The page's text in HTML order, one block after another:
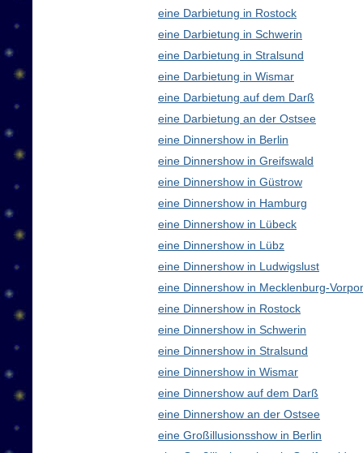
eine Darbietung in Rostock
eine Darbietung in Schwerin
eine Darbietung in Stralsund
eine Darbietung in Wismar
eine Darbietung auf dem Darß
eine Darbietung an der Ostsee
eine Dinnershow in Berlin
eine Dinnershow in Greifswald
eine Dinnershow in Güstrow
eine Dinnershow in Hamburg
eine Dinnershow in Lübeck
eine Dinnershow in Lübz
eine Dinnershow in Ludwigslust
eine Dinnershow in Mecklenburg-
eine Dinnershow in Rostock
eine Dinnershow in Schwerin
eine Dinnershow in Stralsund
eine Dinnershow in Wismar
eine Dinnershow auf dem Darß
eine Dinnershow an der Ostsee
eine Großillusionsshow in Berlin